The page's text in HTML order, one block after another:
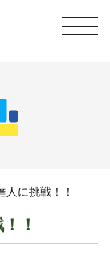
人に挑戦！！
！